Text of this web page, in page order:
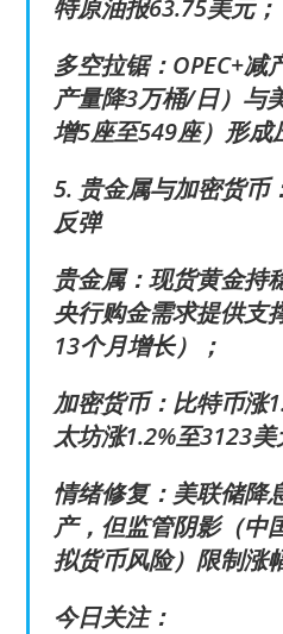
特原油报63.75美元；
多空拉锯：OPEC+
产量降3万桶/日）与
增5座至549座）形成
5. 贵金属与加密货币
反弹
贵金属：现货黄金持
央行购金需求提供支
13个月增长）；
加密货币：比特币涨
太坊涨1.2%至3123美
情绪修复：美联储降
产，但监管阴影（中
拟货币风险）限制涨
今日关注：